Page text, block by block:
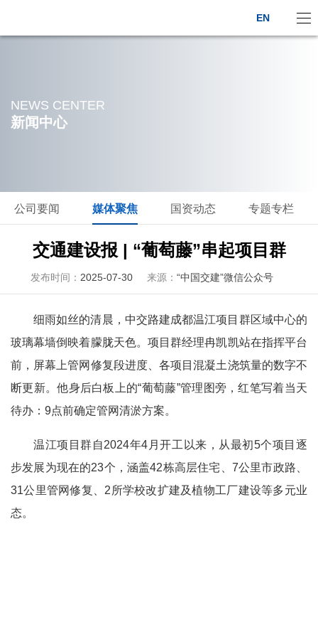
EN
NEWS CENTER
新闻中心
公司要闻 媒体聚焦 国资动态 专题专栏
交通建设报 | “葡萄藤”串起项目群
发布时间： 2025-07-30 来源： “中国交建”微信公众号
细雨如丝的清晨，中交路建成都温江项目群区域中心的
玻璃幕墙倒映着朦胧天色。项目群经理冉凯凯站在指挥平台
前，屏幕上管网修复段进度、各项目混凝土浇筑量的数字不
断更新。他身后白板上的“葡萄藤”管理图旁，红笔写着当天
待办：9点前确定管网清淤方案。
温江项目群自2024年4月开工以来，从最初5个项目逐
步发展为现在的23个，涵盖42栋高层住宅、7公里市政路、
31公里管网修复、2所学校改扩建及植物工厂建设等多元业
态。